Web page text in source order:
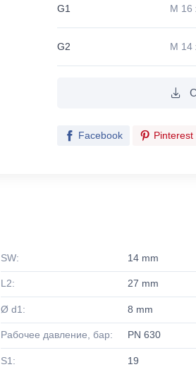
G1 M 16
G2 M 14
Facebook Pinterest
SW: 14 mm
L2: 27 mm
Ø d1: 8 mm
Рабочее давление, бар: PN 630
S1: 19